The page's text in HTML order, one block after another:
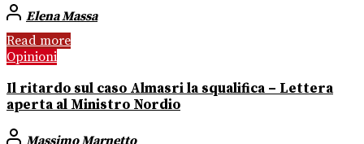
Elena Massa
Read more
Opinioni
Il ritardo sul caso Almasri la squalifica – Lettera
aperta al Ministro Nordio
Massimo Marnetto